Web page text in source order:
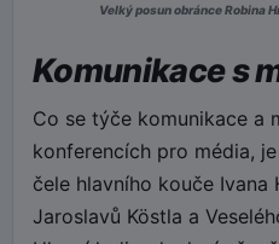
Velký posun obránce Robina
Komunikace s
Co se týče komunikace a
konferencích pro média,
čele hlavního kouče Ivana
Jaroslavů Köstla a